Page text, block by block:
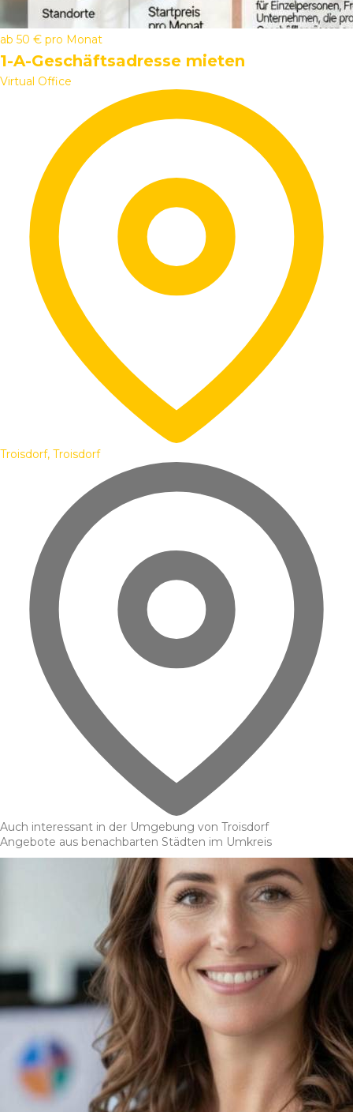
ab 50 € pro Monat
1-A-Geschäftsadresse mieten
Virtual Office
Troisdorf, Troisdorf
Auch interessant in der Umgebung von Troisdorf
Angebote aus benachbarten Städten im Umkreis